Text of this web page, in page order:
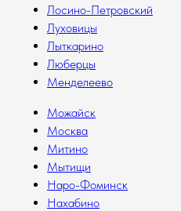
Лосино-Петровский
Луховицы
Лыткарино
Люберцы
Менделеево
Можайск
Москва
Митино
Мытищи
Наро-Фоминск
Нахабино